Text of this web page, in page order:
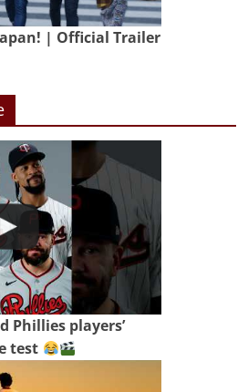
| Official Trailer
Phillies players’
test